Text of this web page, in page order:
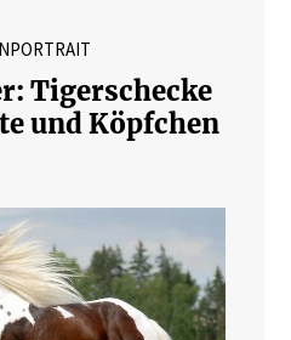
Tigerschecke
und Köpfchen